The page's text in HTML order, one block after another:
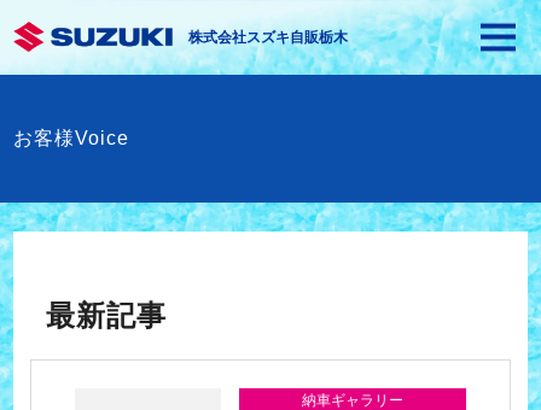
株式会社スズキ自販栃木
お客様Voice
最新記事
納車ギャラリー